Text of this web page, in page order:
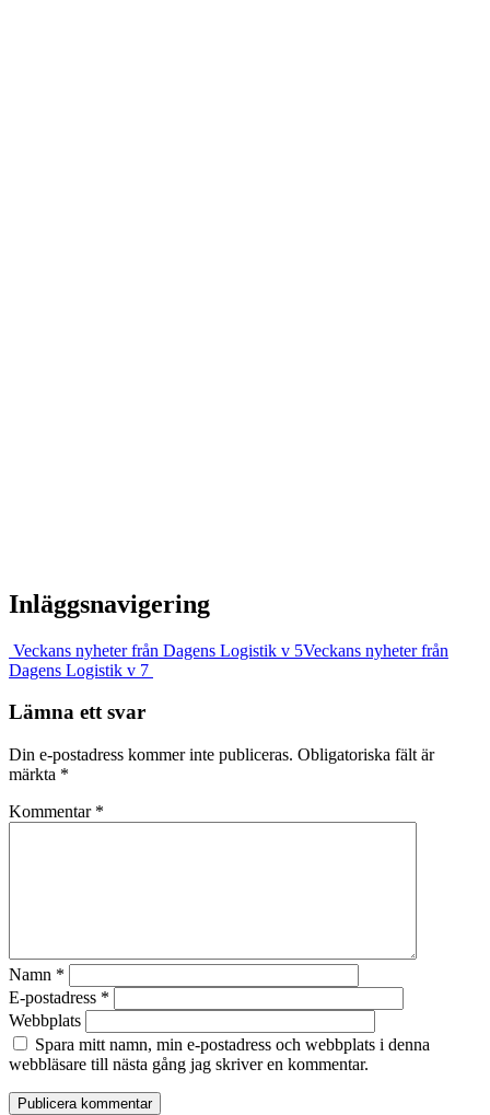
Inläggsnavigering
Veckans nyheter från Dagens Logistik v 5Veckans nyheter från
Dagens Logistik v 7
Lämna ett svar
Din e-postadress kommer inte publiceras. Obligatoriska fält är
märkta *
Kommentar *
Namn *
E-postadress *
Webbplats
Spara mitt namn, min e-postadress och webbplats i denna
webbläsare till nästa gång jag skriver en kommentar.